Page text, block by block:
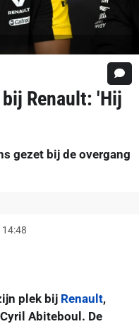
Renault: 'Hij
gezet bij de overgang
plek bij Renault,
Abiteboul. De